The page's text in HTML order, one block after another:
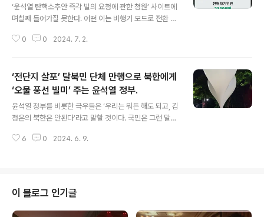
‘윤석열 탄핵소추안 즉각 발의 요청에 관한 청원’ 사이트에
며칠째 들어가질 못한다. 어떤 이는 비행기 모드로 전환 후
면 숫자는 확인할 수 있다. 그런데 국민의 힘과 보수 쪽 인
+독재+무속+검찰 그리고 처가.윤석열 정부가 출범한지 1
년이 지나면서, 정부 색깔이 점점 분명해지고 있다. 굳이 여
기서 새로운 사실을 언급할 필요도 없다. 이제 자료 역시 넘
쳐나고 있다. 지난해 윤석열 관련해 부정적인 보www.ne
ocross.net 현재 ‘윤석열 대통령 탄핵소추안 즉각 발의
요청에 관한 청원’의 상황은 이렇다. 동의 시작 6월 20일
0 0 2024. 7. 2.
‘전단지 살포’ 탈북민 단체 만행으로 북한에게
‘오물 풍선 빌미’ 주는 윤석열 정부.
윤석열 정부를 비롯한 극우들은 ‘우리는 뭐든 해도 되고, 김
정은의 북한은 안된다’라고 말할 것이다. 국민은 그런 말을
북한 오물 풍선을 비난하려면, 탈북민 단체의 행동 역시 문
정의할 때, ‘상식’이 아닌 자신의 ‘뇌피셜’로 규정하는 것은
초딩 싸움때나 벌어지는 일이다. 그런데 국정 최고 책임자
자리에 있는 윤석열이 이 초딩 싸움에나 나올 법한 멘트를
6 0 2024. 6. 9.
이 블로그 인기글